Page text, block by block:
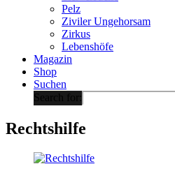
Pelz
Ziviler Ungehorsam
Zirkus
Lebenshöfe
Magazin
Shop
Suchen
Search for:
Rechtshilfe